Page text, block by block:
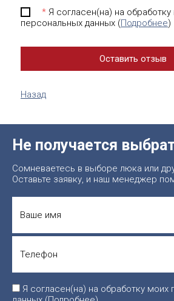
* Я согласен(на) на
персональных данных (Подробнее)
Назад
Не получается
Сомневаетесь в выборе люка или
Оставьте заявку, и наш менеджер
Я согласен(на) на обработку моих